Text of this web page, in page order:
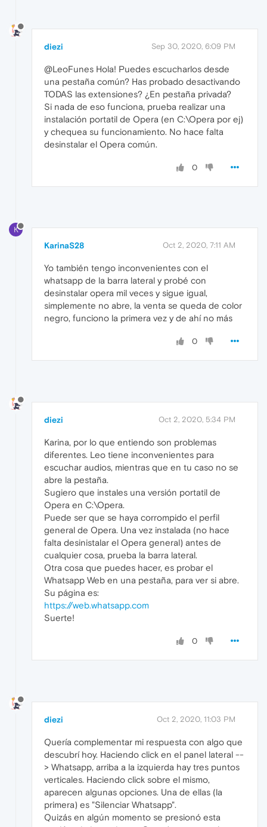
diezi Sep 30, 2020, 6:09 PM
@LeoFunes Hola! Puedes escucharlos desde
una pestaña común? Has probado desactivando
TODAS las extensiones? ¿En pestaña privada?
Si nada de eso funciona, prueba realizar una
instalación portatil de Opera (en C:\Opera por ej)
y chequea su funcionamiento. No hace falta
desinstalar el Opera común.
0
K
KarinaS28 Oct 2, 2020, 7:11 AM
Yo también tengo inconvenientes con el
whatsapp de la barra lateral y probé con
desinstalar opera mil veces y sigue igual,
simplemente no abre, la venta se queda de color
negro, funciono la primera vez y de ahí no más
0
diezi Oct 2, 2020, 5:34 PM
Karina, por lo que entiendo son problemas
diferentes. Leo tiene inconvenientes para
escuchar audios, mientras que en tu caso no se
abre la pestaña.
Sugiero que instales una versión portatil de
Opera en C:\Opera.
Puede ser que se haya corrompido el perfil
general de Opera. Una vez instalada (no hace
falta desinistalar el Opera general) antes de
cualquier cosa, prueba la barra lateral.
Otra cosa que puedes hacer, es probar el
Whatsapp Web en una pestaña, para ver si abre.
Su página es:
https://web.whatsapp.com
Suerte!
0
diezi Oct 2, 2020, 11:03 PM
Quería complementar mi respuesta con algo que
descubrí hoy. Haciendo click en el panel lateral --
> Whatsapp, arriba a la izquierda hay tres puntos
verticales. Haciendo click sobre el mismo,
aparecen algunas opciones. Una de ellas (la
primera) es "Silenciar Whatsapp".
Quizás en algún momento se presionó esta